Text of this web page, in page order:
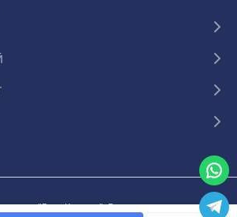
"Ваш Климат". Все права защищены